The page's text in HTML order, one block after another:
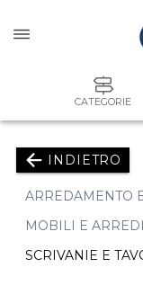
CATEGORIE
INDIETRO
ARREDAMENTO
MOBILI E ARREDI
SCRIVANIE E